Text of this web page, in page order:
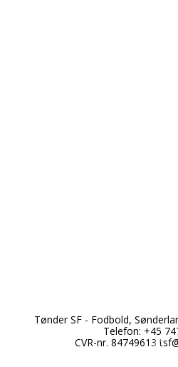
Tønder SF - Fodbold,
Telefon: +45
CVR-nr. 84749613
*
*